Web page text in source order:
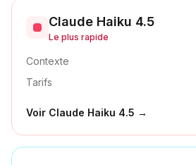
Claude Haiku 4.5
Le plus rapide
Contexte
Tarifs
Voir Claude Haiku 4.5 →